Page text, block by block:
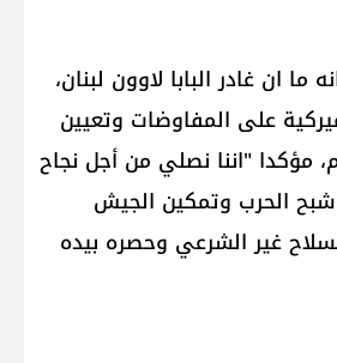
ما ان غادر البابا لاوون لبنان،
على المفاوضات وتعيين
مؤكدا "اننا نصلي من أجل نجاح
شبح الحرب وتمكين الجيش
غير الشرعي وحصره بيده